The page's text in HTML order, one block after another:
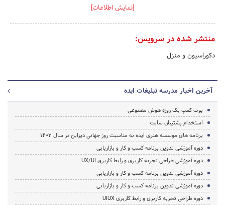
[نمایش اطلاعات]
منتشر شده در سرویس:
دکوراسیون و منزل
آخرین اخبار مدرسه تبلیغات ایده
بوت کمپ یک روزه هوش مصنوعی
استخدام پشتیبان سایت
برنامه های موسسه هنری ایده به مناسبت روز جهانی دیزاین در سال ۱۴۰۲
دوره آموزشی تدوین برنامه کسب و کار و بازاریابی
دوره آموزشی طراحی تجربه کاربری و رابط کاربری UX/UI
دوره آموزشی تدوین برنامه کسب و کار و بازاریابی
دوره آموزشی تدوین برنامه کسب و کار و بازاریابی
دوره طراحی تجربه کاربری و رابط کاربری UIUX